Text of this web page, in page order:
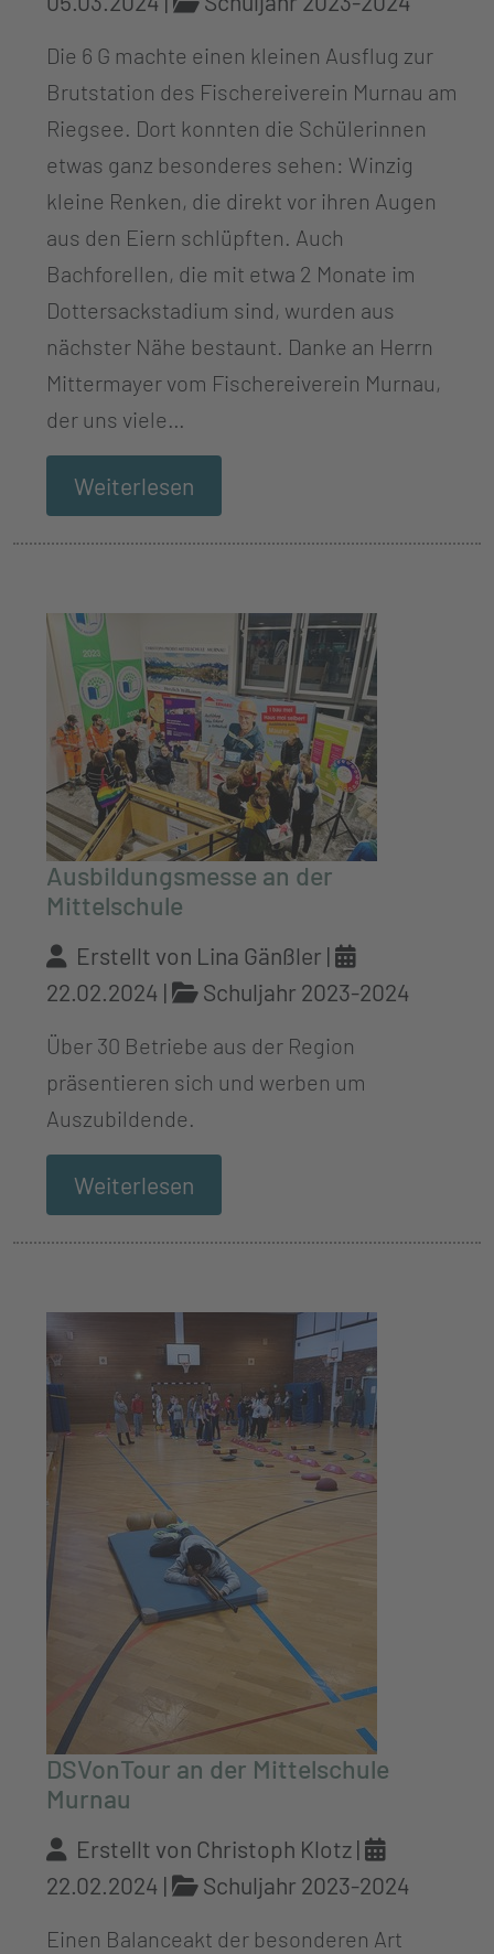
Die 6 G machte einen kleinen Ausflug zur
Brutstation des Fischereiverein Murnau am
Riegsee. Dort konnten die Schülerinnen
etwas ganz besonderes sehen: Winzig
kleine Renken, die direkt vor ihren Augen
aus den Eiern schlüpften. Auch
Bachforellen, die mit etwa 2 Monate im
Dottersackstadium sind, wurden aus
nächster Nähe bestaunt. Danke an Herrn
Mittermayer vom Fischereiverein Murnau,
der uns viele…
Weiterlesen
Ausbildungsmesse an der
Mittelschule
Erstellt von Lina Gänßler |
22.02.2024 | Schuljahr 2023-2024
Über 30 Betriebe aus der Region
präsentieren sich und werben um
Auszubildende.
Weiterlesen
DSVonTour an der Mittelschule
Murnau
Erstellt von Christoph Klotz |
22.02.2024 | Schuljahr 2023-2024
Einen Balanceakt der besonderen Art